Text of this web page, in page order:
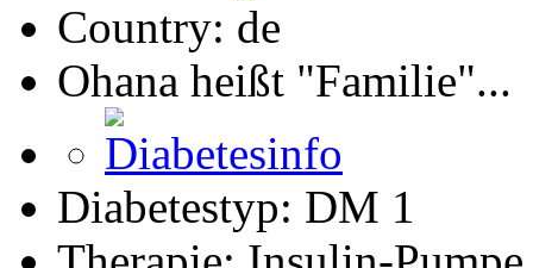
Country:
Ohana heißt "Familie"...
Diabetestyp: DM 1